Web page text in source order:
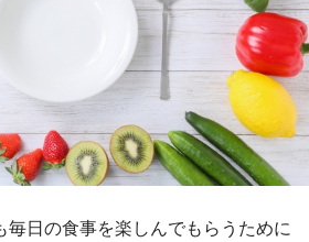
毎日の食事を楽しんでもらうために